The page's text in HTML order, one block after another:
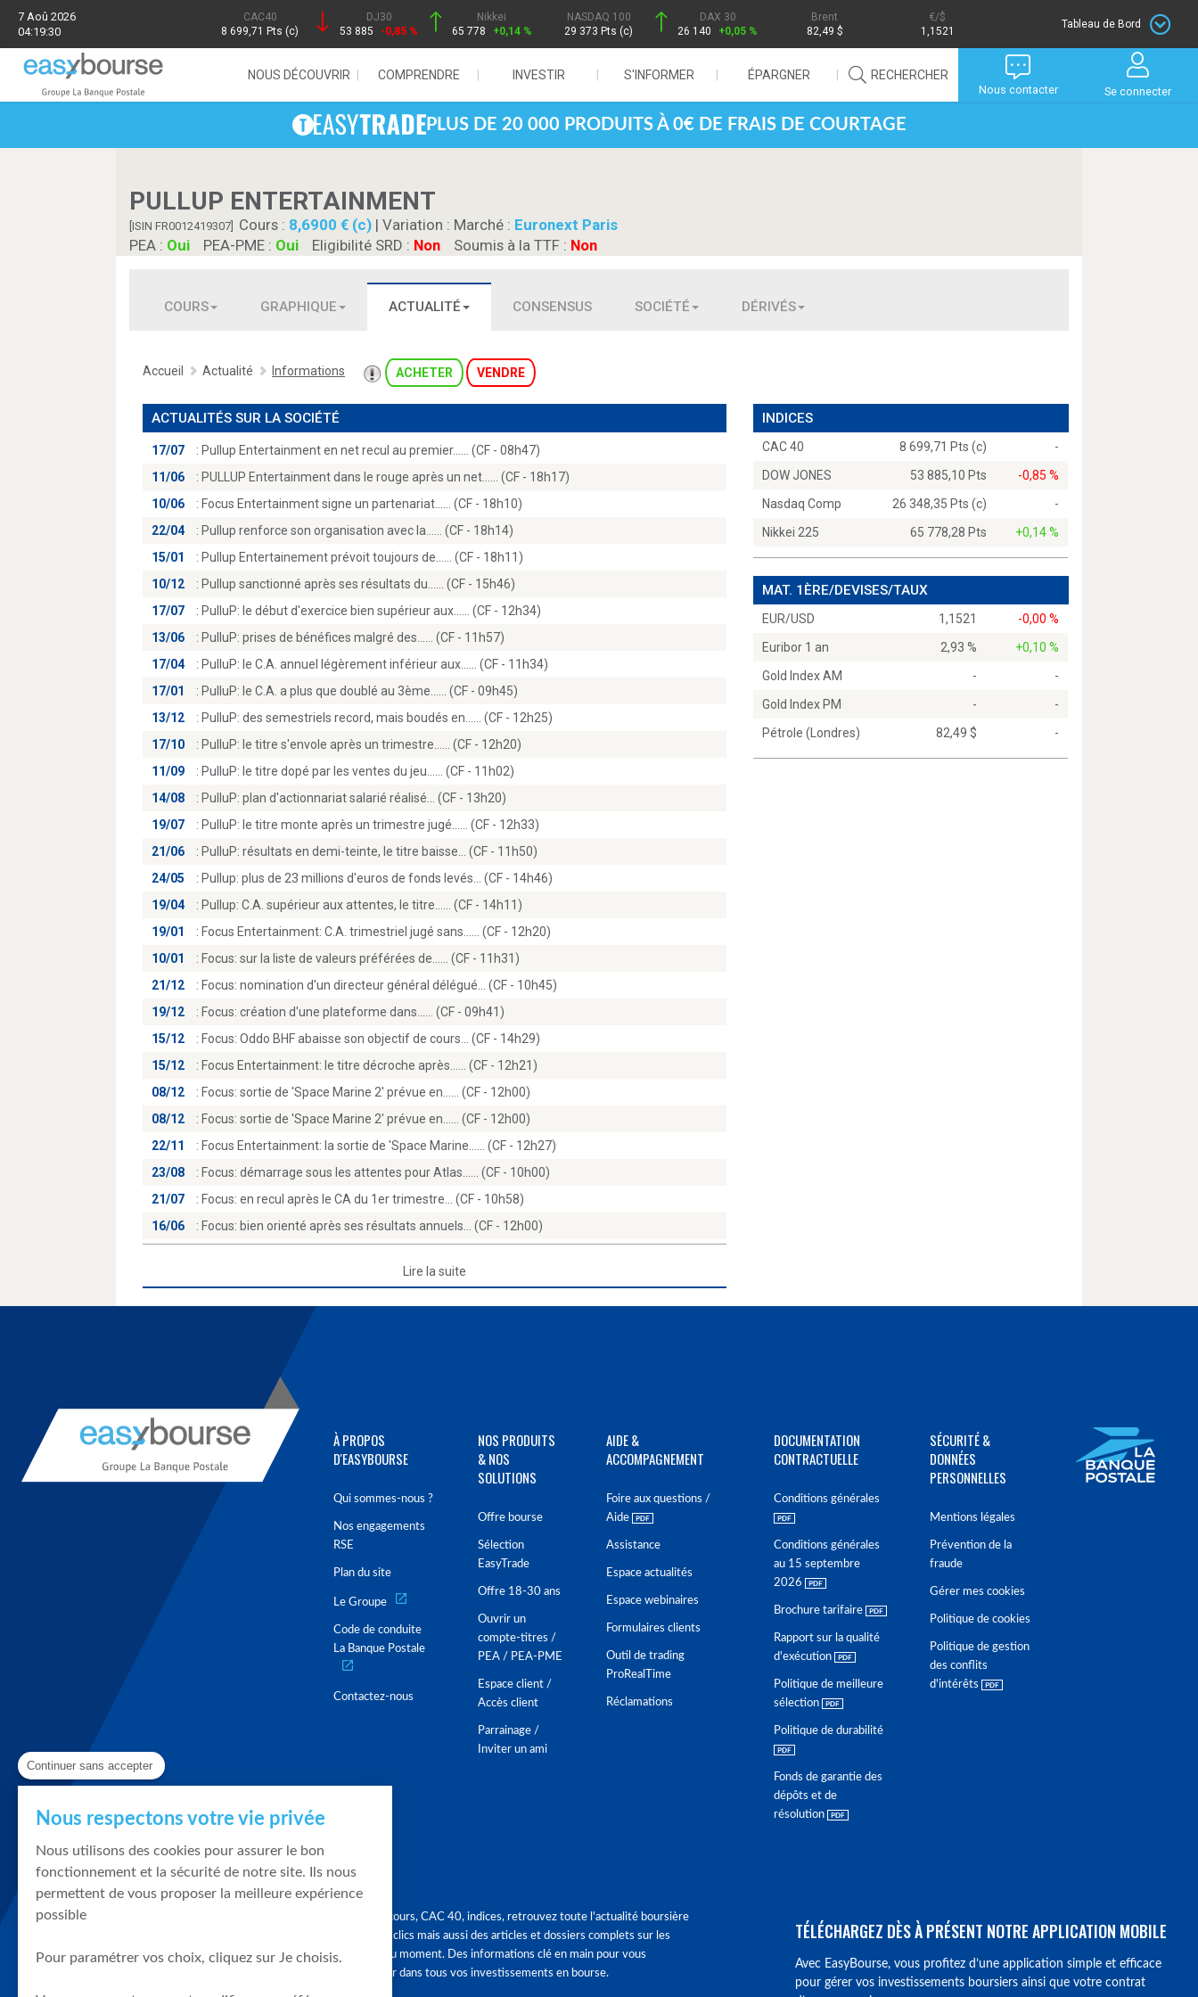
7 Aoû 2026
04:19:30
CAC40
8 699,71 Pts (c)
DJ30
53 885
-0,85 %
Nikkei
65 778
+0,14 %
NASDAQ 100
29 373 Pts (c)
DAX 30
26 140
+0,05 %
Brent
82,49 $
/$
1,1521
Tableau de Bord
NOUS DÉCOUVRIR COMPRENDRE INVESTIR S'INFORMER ÉPARGNER RECHERCHER
Nous contacter Se connecter
PLUS DE 20 000 PRODUITS À 0€ DE FRAIS DE COURTAGE
PULLUP ENTERTAINMENT
[ISIN FR0012419307] Cours : 8,6900 € (c) | Variation : Marché : Euronext Paris
PEA : Oui PEA-PME : Oui Eligibilité SRD : Non Soumis à la TTF : Non
COURS GRAPHIQUE ACTUALITÉ CONSENSUS SOCIÉTÉ DÉRIVÉS
Accueil Actualité Informations ACHETER VENDRE
ACTUALITÉS SUR LA SOCIÉTÉ
17/07 : Pullup Entertainment en net recul au premier...… (CF - 08h47)
11/06
: PULLUP Entertainment dans le rouge après un net...… (CF - 18h17)
10/06
: Focus Entertainment signe un partenariat...… (CF - 18h10)
22/04
: Pullup renforce son organisation avec la...… (CF - 18h14)
15/01
: Pullup Entertainement prévoit toujours de...… (CF - 18h11)
10/12
: Pullup sanctionné après ses résultats du...… (CF - 15h46)
17/07
: PulluP: le début d'exercice bien supérieur aux...… (CF - 12h34)
13/06
: PulluP: prises de bénéfices malgré des...… (CF - 11h57)
17/04
: PulluP: le C.A. annuel légèrement inférieur aux...… (CF - 11h34)
17/01
: PulluP: le C.A. a plus que doublé au 3ème...… (CF - 09h45)
13/12
: PulluP: des semestriels record, mais boudés en...… (CF - 12h25)
17/10
: PulluP: le titre s'envole après un trimestre...… (CF - 12h20)
11/09
: PulluP: le titre dopé par les ventes du jeu...… (CF - 11h02)
14/08
: PulluP: plan d'actionnariat salarié réalisé… (CF - 13h20)
19/07
: PulluP: le titre monte après un trimestre jugé...… (CF - 12h33)
21/06
: PulluP: résultats en demi-teinte, le titre baisse… (CF - 11h50)
24/05
: Pullup: plus de 23 millions d'euros de fonds levés… (CF - 14h46)
19/04
: Pullup: C.A. supérieur aux attentes, le titre...… (CF - 14h11)
19/01
: Focus Entertainment: C.A. trimestriel jugé sans...… (CF - 12h20)
10/01
: Focus: sur la liste de valeurs préférées de...… (CF - 11h31)
21/12
: Focus: nomination d'un directeur général délégué… (CF - 10h45)
19/12
: Focus: création d'une plateforme dans...… (CF - 09h41)
15/12
: Focus: Oddo BHF abaisse son objectif de cours… (CF - 14h29)
15/12
: Focus Entertainment: le titre décroche après...… (CF - 12h21)
08/12
: Focus: sortie de 'Space Marine 2' prévue en...… (CF - 12h00)
08/12
: Focus: sortie de 'Space Marine 2' prévue en...… (CF - 12h00)
22/11
: Focus Entertainment: la sortie de 'Space Marine...… (CF - 12h27)
23/08
: Focus: démarrage sous les attentes pour Atlas...… (CF - 10h00)
21/07
: Focus: en recul après le CA du 1er trimestre… (CF - 10h58)
16/06
: Focus: bien orienté après ses résultats annuels… (CF - 12h00)
Lire la suite
INDICES
CAC 40 8 699,71 Pts (c)
-
DOW JONES
53 885,10 Pts
-0,85 %
Nasdaq Comp
26 348,35 Pts (c)
-
Nikkei 225
65 778,28 Pts +0,14 %
MAT. 1ÈRE/DEVISES/TAUX
EUR/USD 1,1521
-0,00 %
Euribor 1 an
2,93 %
+0,10 %
Gold Index AM
-
-
Gold Index PM
-
-
Pétrole (Londres)
82,49 $ -
À PROPOS
D'EASYBOURSE
Qui sommes-nous ?
Nos engagements
RSE
Plan du site
Le Groupe
Code de conduite
La Banque Postale
Contactez-nous
NOS PRODUITS
& NOS
SOLUTIONS
Offre bourse
Sélection
EasyTrade
Offre 18-30 ans
Ouvrir un
compte-titres /
PEA / PEA-PME
Espace client /
Accès client
Parrainage /
Inviter un ami
AIDE &
ACCOMPAGNEMENT
Foire aux questions /
Aide
Assistance
Espace actualités
Espace webinaires
Formulaires clients
Outil de trading
ProRealTime
Réclamations
DOCUMENTATION
CONTRACTUELLE
Conditions générales
Conditions générales
au 15 septembre
2026
Brochure tarifaire
Rapport sur la qualité
d'exécution
Politique de meilleure
sélection
Politique de durabilité
Fonds de garantie des
dépôts et de
résolution
SÉCURITÉ &
DONNÉES
PERSONNELLES
Mentions légales
Prévention de la
fraude
Gérer mes cookies
Politique de cookies
Politique de gestion
des conflits
d'intérêts
Graphique, cours, CAC 40, indices, retrouvez toute l'actualité boursière
en quelques clics mais aussi des articles et dossiers complets sur les
tendances du moment. Des informations clé en main pour vous
accompagner dans tous vos investissements en bourse.
TÉLÉCHARGEZ DÈS À PRÉSENT NOTRE APPLICATION MOBILE
Avec EasyBourse, vous profitez d’une application simple et efficace
pour gérer vos investissements boursiers ainsi que votre contrat
Continuer sans accepter
Nous respectons votre vie privée
Nous utilisons des cookies pour assurer le bon
fonctionnement et la sécurité de notre site. Ils nous
permettent de vous proposer la meilleure expérience
possible
Pour paramétrer vos choix, cliquez sur Je choisis.